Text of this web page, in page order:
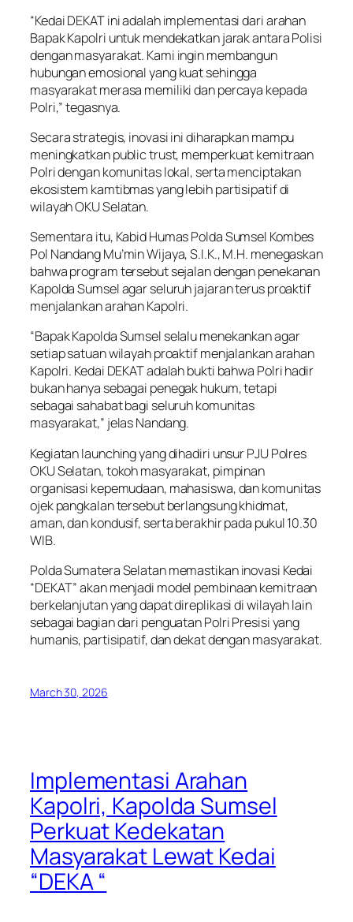
“Kedai DEKAT ini adalah implementasi dari arahan
Bapak Kapolri untuk mendekatkan jarak antara Polisi
dengan masyarakat. Kami ingin membangun
hubungan emosional yang kuat sehingga
masyarakat merasa memiliki dan percaya kepada
Polri,” tegasnya.
Secara strategis, inovasi ini diharapkan mampu
meningkatkan public trust, memperkuat kemitraan
Polri dengan komunitas lokal, serta menciptakan
ekosistem kamtibmas yang lebih partisipatif di
wilayah OKU Selatan.
Sementara itu, Kabid Humas Polda Sumsel Kombes
Pol Nandang Mu’min Wijaya, S.I.K., M.H. menegaskan
bahwa program tersebut sejalan dengan penekanan
Kapolda Sumsel agar seluruh jajaran terus proaktif
menjalankan arahan Kapolri.
“Bapak Kapolda Sumsel selalu menekankan agar
setiap satuan wilayah proaktif menjalankan arahan
Kapolri. Kedai DEKAT adalah bukti bahwa Polri hadir
bukan hanya sebagai penegak hukum, tetapi
sebagai sahabat bagi seluruh komunitas
masyarakat,” jelas Nandang.
Kegiatan launching yang dihadiri unsur PJU Polres
OKU Selatan, tokoh masyarakat, pimpinan
organisasi kepemudaan, mahasiswa, dan komunitas
ojek pangkalan tersebut berlangsung khidmat,
aman, dan kondusif, serta berakhir pada pukul 10.30
WIB.
Polda Sumatera Selatan memastikan inovasi Kedai
“DEKAT” akan menjadi model pembinaan kemitraan
berkelanjutan yang dapat direplikasi di wilayah lain
sebagai bagian dari penguatan Polri Presisi yang
humanis, partisipatif, dan dekat dengan masyarakat.
March 30, 2026
Implementasi Arahan
Kapolri, Kapolda Sumsel
Perkuat Kedekatan
Masyarakat Lewat Kedai
“DEKA “